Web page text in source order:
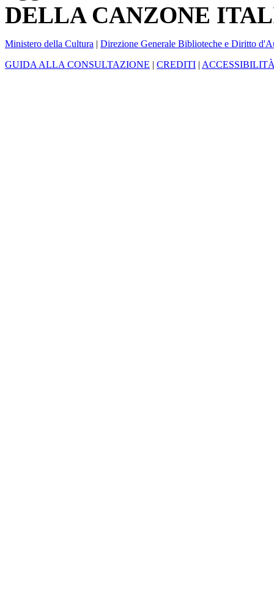
DELLA CANZONE
Ministero della Cultura | Direzione Generale Biblioteche e Diritto
GUIDA ALLA CONSULTAZIONE | CREDITI |